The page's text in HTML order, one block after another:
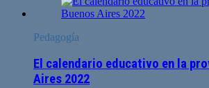
Pedagogía
El calendario educativo en la
Aires 2022